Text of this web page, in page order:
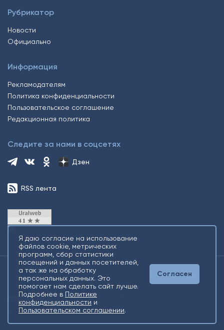
Рубрикатор
Новости
Официально
Информация
Рекламодателям
Политика конфиденциальности
Пользовательское соглашение
Редакционная политика
Следите за нами в соцсетях
Дзен
RSS лента
2026 © Все права защищены. Сетевое издание Информационное
агентство «Югорский снегирь» +16
Разработка Gold Carrot
Я даю согласие на использование
файлов cookie, метрических
программ, сбор статистики
посещений и данных посетителей,
а так же на обработку
персональных данных. Это
помогает нам сделать сайт лучше.
Подробнее в Политике
конфиденциальности и
Пользовательском соглашении.
Согласен